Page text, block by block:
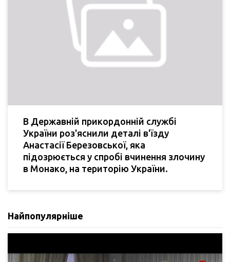
В Державній прикордонній службі
України роз'яснили деталі в'їзду
Анастасії Березовської, яка
підозрюється у спробі вчинення злочину
в Монако, на територію України.
Найпопулярніше